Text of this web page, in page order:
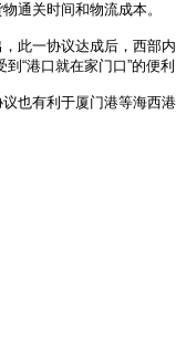
通关时间和物流成本。
此一协议达成后，西部
到“港口就在家门口”的便利
也有利于厦门港等海西